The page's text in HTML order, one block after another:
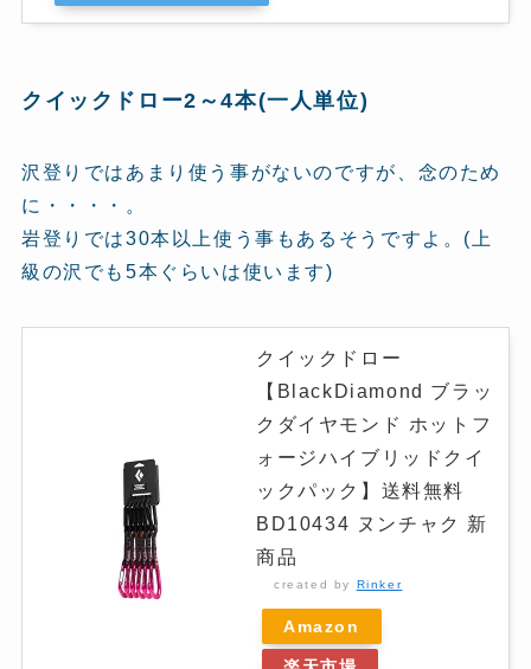
クイックドロー2～4本(一人単位)
沢登りではあまり使う事がないのですが、念のため
に・・・・。
岩登りでは30本以上使う事もあるそうですよ。(上
級の沢でも5本ぐらいは使います)
クイックドロー
【BlackDiamond ブラッ
クダイヤモンド ホットフ
ォージハイブリッドクイ
ックパック】送料無料
BD10434 ヌンチャク 新
商品
created by Rinker
Amazon